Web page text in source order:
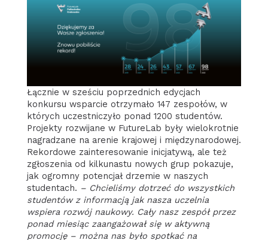
Łącznie w sześciu poprzednich edycjach
konkursu wsparcie otrzymało 147 zespołów, w
których uczestniczyło ponad 1200 studentów.
Projekty rozwijane w FutureLab były wielokrotnie
nagradzane na arenie krajowej i międzynarodowej.
Rekordowe zainteresowanie inicjatywą, ale też
zgłoszenia od kilkunastu nowych grup pokazuje,
jak ogromny potencjał drzemie w naszych
studentach. – Chcieliśmy dotrzeć do wszystkich
studentów z informacją jak nasza uczelnia
wspiera rozwój naukowy. Cały nasz zespół przez
ponad miesiąc zaangażował się w aktywną
promocję – można nas było spotkać na